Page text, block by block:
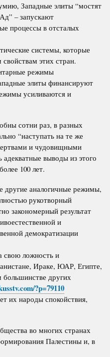
Западные элиты “мостят
– запускают
процессы в отсталых
системы, которые
этих стран.
режимы
элиты финансируют
усиливаются и
сотни раз, в разных
“наступать на те же
и чудовищными
выводы из этого
100 лет.
другие аналогичные режимы,
рукотворный
закономерный результат
и
демократизации
свою ложность и
Ираке, ЮАР, Египте,
других
?p=79110
их народы спокойствия,
во многих странах
Палестины и, в